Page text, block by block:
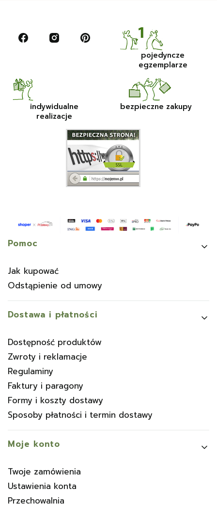
pojedyncze
egzemplarze
indywidualne
realizacje
bezpieczne zakupy
Linki w stopce
Pomoc
Jak kupować
Odstąpienie od umowy
Dostawa i płatności
Dostępność produktów
Zwroty i reklamacje
Regulaminy
Faktury i paragony
Formy i koszty dostawy
Sposoby płatności i termin dostawy
Moje konto
Twoje zamówienia
Ustawienia konta
Przechowalnia